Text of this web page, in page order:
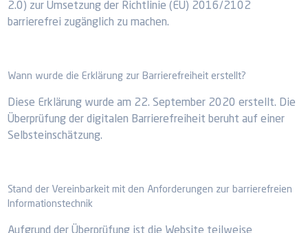
2.0) zur Umsetzung der Richtlinie (EU) 2016/2102
barrierefrei zugänglich zu machen.
Wann wurde die Erklärung zur Barrierefreiheit erstellt?
Diese Erklärung wurde am 22. September 2020 erstellt. Die
Überprüfung der digitalen Barrierefreiheit beruht auf einer
Selbsteinschätzung.
Stand der Vereinbarkeit mit den Anforderungen zur barrierefreien
Informationstechnik